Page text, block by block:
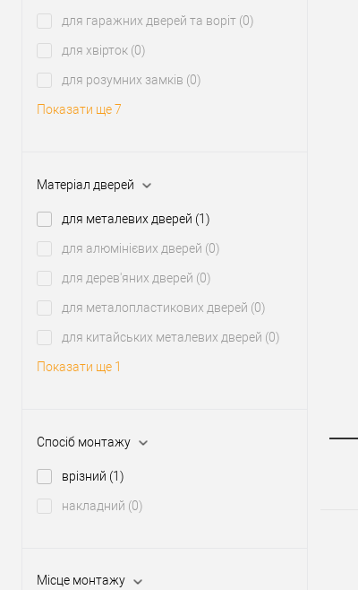
для гаражних дверей та воріт (0)
для хвірток (0)
для розумних замків (0)
Показати ще 7
Матеріал дверей
для металевих дверей (1)
для алюмінієвих дверей (0)
для дерев'яних дверей (0)
для металопластикових дверей (0)
для китайських металевих дверей (0)
Показати ще 1
Спосіб монтажу
врізний (1)
накладний (0)
Місце монтажу